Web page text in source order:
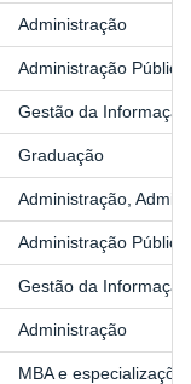
Administração
Administração Pública
Gestão da Informação
Graduação
Administração,
Administração Pública
Gestão da Informação
Administração
MBA e